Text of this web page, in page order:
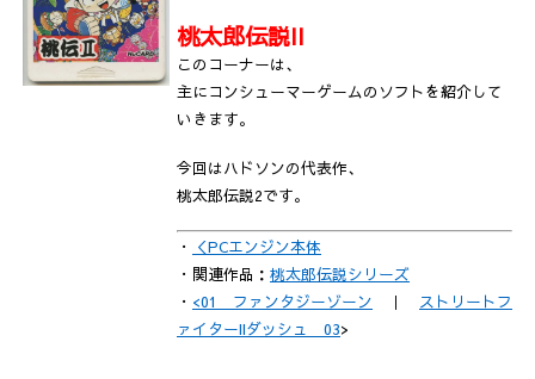
桃太郎伝説II
このコーナーは、
主にコンシューマーゲームのソフトを紹介して
いきます。
今回はハドソンの代表作、
桃太郎伝説2です。
・
＜PCエンジン本体
・関連作品： 桃太郎伝説シリーズ
・ <01 ファンタジーゾーン ｜
ストリートフ
ァイターIIダッシュ 03>